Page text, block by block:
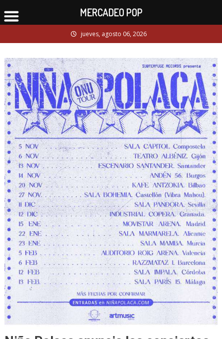
to
jueves, agosto 06, 2026
MERCADEO POP